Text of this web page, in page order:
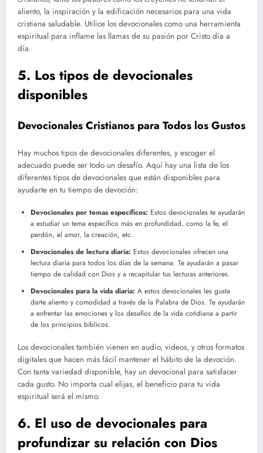
aliento, la inspiración y la edificación necesarios para una vida
cristiana saludable. Utilice los devocionales como una herramienta
espiritual para inflame las llamas de su pasión por Cristo día a
día.
5. Los tipos de devocionales
disponibles
Devocionales Cristianos para Todos los Gustos
Hay muchos tipos de devocionales diferentes, y escoger el
adecuado puede ser todo un desafío. Aquí hay una lista de los
diferentes tipos de devocionales que están disponibles para
ayudarte en tu tiempo de devoción:
Devocionales por temas específicos: Estos devocionales te ayudarán
a estudiar un tema específico más en profundidad, como la fe, el
perdón, el amor, la creación, etc.
Devocionales de lectura diaria: Estos devocionales ofrecen una
lectura diaria para todos los días de la semana. Te ayudarán a pasar
tiempo de calidad con Dios y a recapitular tus lecturas anteriores.
Devocionales para la vida diaria: A estos devocionales les gusta
darte aliento y comodidad a través de la Palabra de Dios. Te ayudarán
a enfrentar las emociones y los desafíos de la vida cotidiana a partir
de los principios bíblicos.
Los devocionales también vienen en audio, videos, y otros formatos
digitales que hacen más fácil mantener el hábito de la devoción.
Con tanta variedad disponible, hay un devocional para satisfacer
cada gusto. No importa cual elijas, el beneficio para tu vida
espiritual será el mismo.
6. El uso de devocionales para
profundizar su relación con Dios